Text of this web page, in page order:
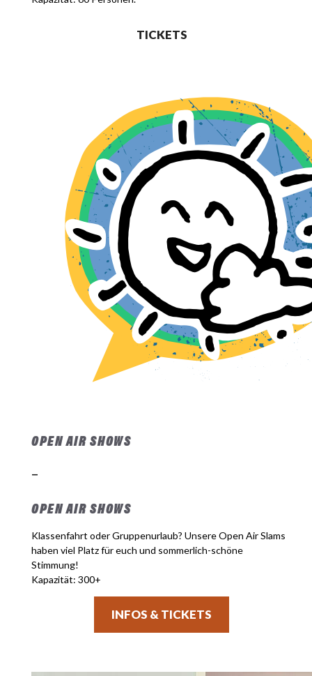
TICKETS
OPEN AIR SHOWS
–
OPEN AIR SHOWS
Klassenfahrt oder Gruppenurlaub? Unsere Open Air Slams
haben viel Platz für euch und sommerlich-schöne
Stimmung!
Kapazität: 300+
INFOS & TICKETS